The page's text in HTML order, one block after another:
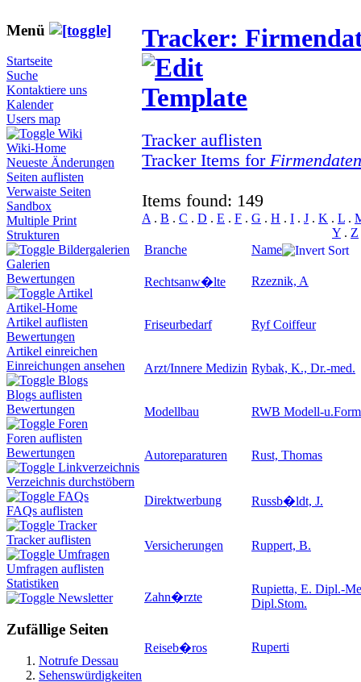
Menü
Startseite
Suche
Kontaktiere uns
Kalender
Users map
Wiki
Wiki-Home
Neueste Änderungen
Seiten auflisten
Verwaiste Seiten
Sandbox
Multiple Print
Strukturen
Bildergalerien
Galerien
Bewertungen
Artikel
Artikel-Home
Artikel auflisten
Bewertungen
Artikel einreichen
Einreichungen ansehen
Blogs
Blogs auflisten
Bewertungen
Foren
Foren auflisten
Bewertungen
Linkverzeichnis
Verzeichnis durchstöbern
FAQs
FAQs auflisten
Tracker
Tracker auflisten
Umfragen
Umfragen auflisten
Statistiken
Newsletter
Zufällige Seiten
Notrufe Dessau
Sehenswürdigkeiten
Tracker:
Tracker auflisten
Tracker Items for
Items found: 149
A . B . C . D . E . F . G . H . I . J . K . L .
Y . Z
Branche
Name
Rechtsanw�lte Rzeznik, A
Friseurbedarf Ryf Coiffeur
Arzt/Innere Medizin Rybak, K., Dr.-med.
Modellbau RWB Modell-
Autoreparaturen Rust, Thomas
Direktwerbung Russb�ldt, J.
Versicherungen Ruppert, B.
Zahn�rzte
Rupietta, E. Dipl.-
Dipl.Stom.
Reiseb�ros Ruperti